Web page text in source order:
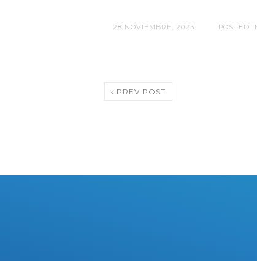
28 NOVIEMBRE, 2023 POSTED
PREV POST